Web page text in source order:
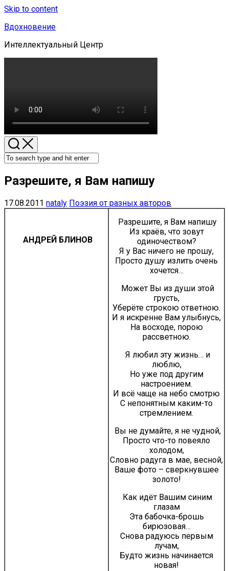
Skip to content
Вдохновение
Интеллектуальный Центр
Разрешите, я Вам напишу
17.08.2011 nataly Поэзия от разных авторов
АНДРЕЙ БЛИНОВ
Разрешите, я Вам напишу
Из краёв, что зовут
одиночеством?
Я у Вас ничего не прошу,
Просто душу излить очень
хочется…
Может Вы из души этой
грусть,
Уберёте строкою ответною.
И я искренне Вам улыбнусь,
На восходе, порою
рассветною.
Я любил эту жизнь… и
люблю,
Но уже под другим
настроением.
И всё чаще на небо смотрю
С непонятным каким-то
стремлением.
Вы не думайте, я не чудной,
Просто что-то повеяло
холодом,
Словно радуга в мае, весной,
Ваше фото – сверкнувшее
золото!
Как идёт Вашим синим
глазам
Эта бабочка-брошь
бирюзовая…
Снова радуюсь первым
лучам,
Будто жизнь начинается
новая!